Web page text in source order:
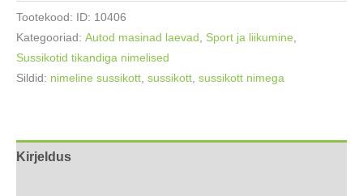
Tootekood: ID: 10406
Kategooriad: Autod masinad laevad, Sport ja liikumine,
Sussikotid tikandiga nimelised
Sildid: nimeline sussikott, sussikott, sussikott nimega
Kirjeldus